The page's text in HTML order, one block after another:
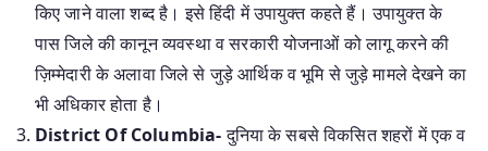
किए जाने वाला शब्द है। इसे हिंदी में उपायुक्त कहते हैं। उपायुक्त के
पास जिले की कानून व्यवस्था व सरकारी योजनाओं को लागू करने की
ज़िम्मेदारी के अलावा जिले से जुड़े आर्थिक व भूमि से जुड़े मामले देखने का
भी अधिकार होता है।
District Of Columbia-दुनिया के सबसे विकसित शहरों में एक व